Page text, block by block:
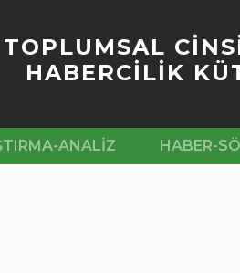
TOPLUMSAL
HABERCİLİK
ANALIZ HABER-